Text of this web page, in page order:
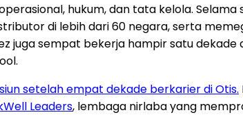
hukum, dan tata kelola.
di lebih dari 60 negara, serta
juga sempat bekerja hampir satu dekade
setelah empat dekade berkarier di Otis.
Leaders, lembaga nirlaba yang